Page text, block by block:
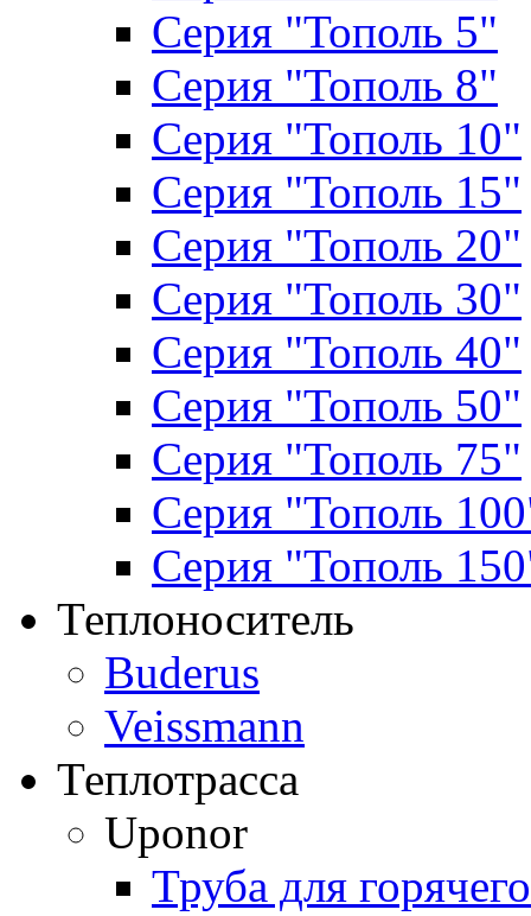
Серия "Тополь 5"
Серия "Тополь 8"
Серия "Тополь 10"
Серия "Тополь 15"
Серия "Тополь 20"
Серия "Тополь 30"
Серия "Тополь 40"
Серия "Тополь 50"
Серия "Тополь 75"
Серия "Тополь
Серия "Тополь
Теплоноситель
Buderus
Veissmann
Теплотрасса
Uponor
Труба для